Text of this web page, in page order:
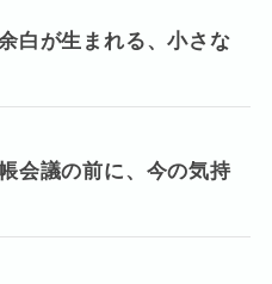
白が生まれる、小さな
会議の前に、今の気持